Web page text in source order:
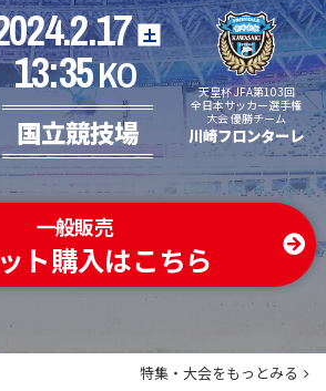
土
13:35KO
国立競技場
天皇杯 JFA第103回
全日本サッカー選手権
大会 優勝チーム
川崎フロンターレ
一般販売
ト購入はこちら
特集・大会をもっとみる